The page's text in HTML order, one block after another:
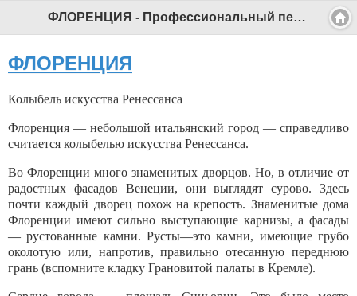
ФЛОРЕНЦИЯ - Профессиональный педагог
ФЛОРЕНЦИЯ
Колыбель искусства Ренессанса
Флоренция — небольшой итальянский город — справедливо
считается колыбелью искусства Ренессанса.
Во Флоренции много знаменитых дворцов. Но, в отличие от
радостных фасадов Венеции, они выглядят сурово. Здесь
почти каждый дворец похож на крепость. Знаменитые дома
Флоренции имеют сильно выступающие карнизы, а фасады
— рустованные камни. Русты—это камни, имеющие грубо
околотую или, напротив, правильно отесанную переднюю
грань (вспомните кладку Грановитой палаты в Кремле).